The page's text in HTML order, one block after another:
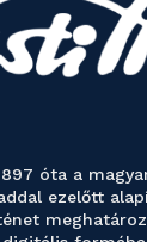
óta a
ezelőtt